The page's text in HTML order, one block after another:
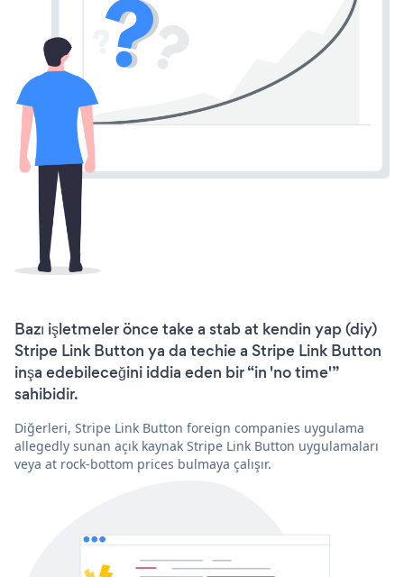
Bazı işletmeler önce take a stab at kendin yap (diy)
Stripe Link Button ya da techie a Stripe Link Button
inşa edebileceğini iddia eden bir “in 'no time'”
sahibidir.
Diğerleri, Stripe Link Button foreign companies uygulama
allegedly sunan açık kaynak Stripe Link Button uygulamaları
veya at rock-bottom prices bulmaya çalışır.